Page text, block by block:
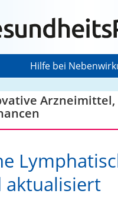
Hilfe bei
Arzneimittel,
aktualisiert